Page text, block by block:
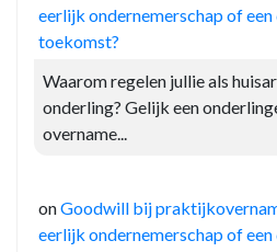
eerlijk ondernemerschap of
toekomst?
Waarom regelen jullie als
onderling? Gelijk een
overname...
onGoodwill bij
eerlijk ondernemerschap of